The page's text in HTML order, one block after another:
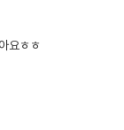
요ㅎㅎ